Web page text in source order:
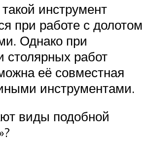
инструмент
при работе с долотом
Однако при
столярных работ
её совместная
инструментами.
виды подобной